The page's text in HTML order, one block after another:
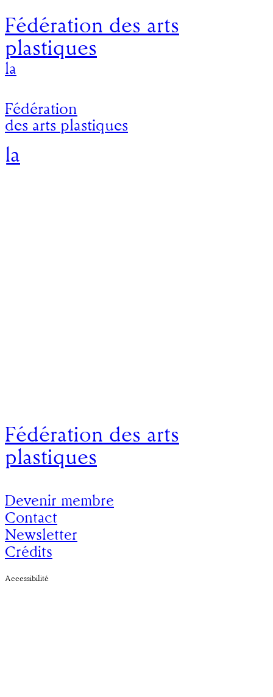
Fédération des arts
plastiques
la
Fédération
des arts plastiques
la
Fédération des arts
plastiques
Devenir membre
Contact
Newsletter
Crédits
Accessibilité